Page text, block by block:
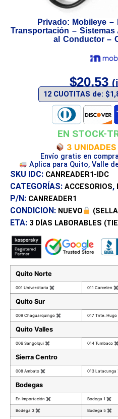
Privado: Mobileye –
Transportación –
al Conductor –
$20,53
EN STOCK-
3
Envío gratis en
Aplica para Quito, Valle
SKU IDC: CANREADER1-IDC
CATEGORÍAS: ACCESORIOS,
P/N: CANREADER1
CONDICION: NUEVO
ETA: 3 DÍAS LABORABLES
Quito Norte
001 Universitaria ✖ 011 Carcelen ✖
Quito Sur
009 Chaguarquingo ✖ 017 Tnte. Hugo
Quito Valles
006 Sangolqui ✖ 014 Tumbaco
Sierra Centro
008 Ambato ✖ 013 Latacunga
Bodegas
En Importación ✖ Bodega 1 ✖
Bodega 3 ✖ Bodega 5 ✖